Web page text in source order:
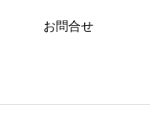
お問合せ